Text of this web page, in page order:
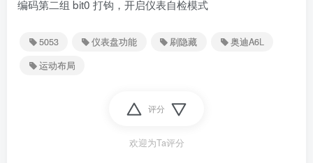
编码第二组 bit0 打钩，开启仪表自检模式
5053 仪表盘功能 刷隐藏
奥迪A6L
运动布局
评分
欢迎为Ta评分